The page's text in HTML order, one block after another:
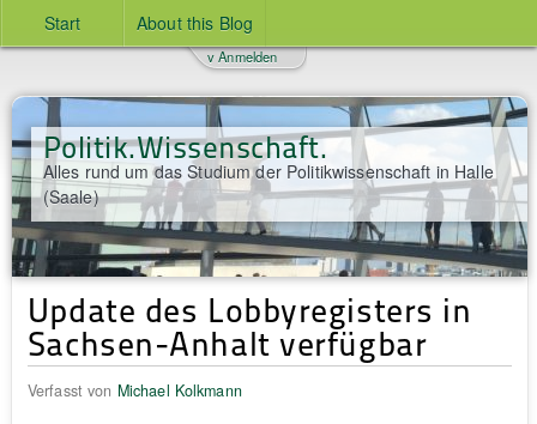
Start About this Blog
Politik.Wissenschaft.
Alles rund um das Studium der Politikwissenschaft in Halle
(Saale)
v Anmelden
Update des Lobbyregisters in
Sachsen-Anhalt verfügbar
Verfasst von Michael Kolkmann